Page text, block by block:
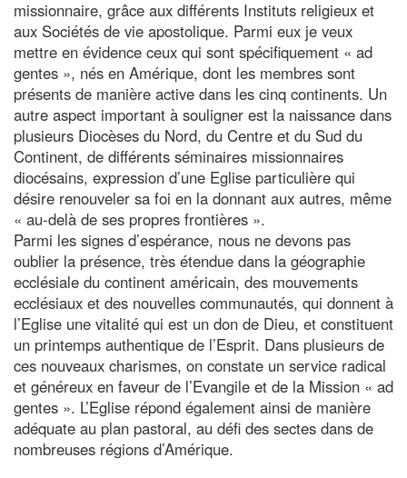
missionnaire, grâce aux différents Instituts religieux et
aux Sociétés de vie apostolique. Parmi eux je veux
mettre en évidence ceux qui sont spécifiquement « ad
gentes », nés en Amérique, dont les membres sont
présents de manière active dans les cinq continents. Un
autre aspect important à souligner est la naissance dans
plusieurs Diocèses du Nord, du Centre et du Sud du
Continent, de différents séminaires missionnaires
diocésains, expression d’une Eglise particulière qui
désire renouveler sa foi en la donnant aux autres, même
« au-delà de ses propres frontières ».
Parmi les signes d’espérance, nous ne devons pas
oublier la présence, très étendue dans la géographie
ecclésiale du continent américain, des mouvements
ecclésiaux et des nouvelles communautés, qui donnent à
l’Eglise une vitalité qui est un don de Dieu, et constituent
un printemps authentique de l’Esprit. Dans plusieurs de
ces nouveaux charismes, on constate un service radical
et généreux en faveur de l’Evangile et de la Mission « ad
gentes ». L’Eglise répond également ainsi de manière
adéquate au plan pastoral, au défi des sectes dans de
nombreuses régions d’Amérique.